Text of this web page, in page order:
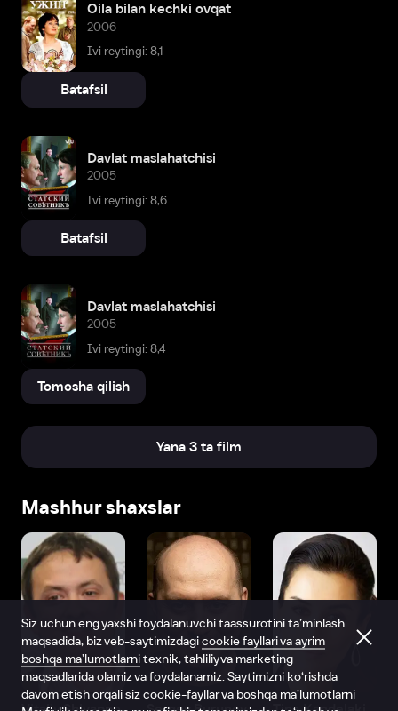
Oila bilan kechki ovqat
2006
Ivi reytingi: 8,1
Batafsil
Davlat maslahatchisi
2005
Ivi reytingi: 8,6
Batafsil
Davlat maslahatchisi
2005
Ivi reytingi: 8,4
Tomosha qilish
Yana 3 ta film
Mashhur shaxslar
Siz uchun eng yaxshi foydalanuvchi taassurotini ta’minlash
maqsadida, biz veb-saytimizdagicookie fayllari va ayrim
boshqa ma’lumotlarnitexnik, tahliliy va marketing
maqsadlarida olamiz va foydalanamiz. Saytimizni ko‘rishda
davom etish orqali siz cookie-fayllar va boshqa ma’lumotlarni